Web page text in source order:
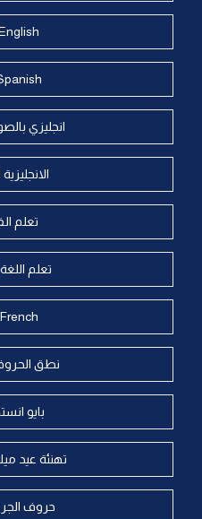
انجليزي
تعلم
تعلم اللغة
نطق الحروف
بايو
تهنئة عيد
حروف الجر